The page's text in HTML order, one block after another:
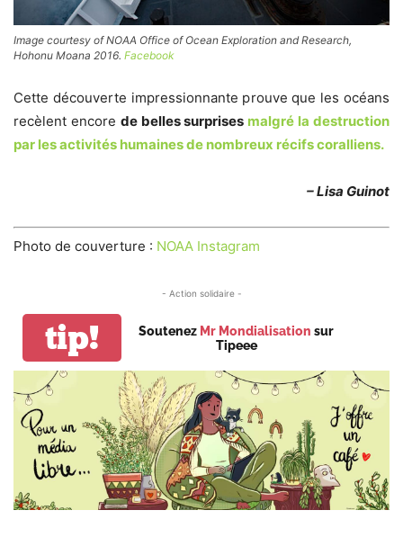
Image courtesy of NOAA Office of Ocean Exploration and Research,
Hohonu Moana 2016. Facebook
Cette découverte impressionnante prouve que les océans
recèlent encore de belles surprises malgré la destruction
par les activités humaines de nombreux récifs coralliens.
– Lisa Guinot
Photo de couverture : NOAA Instagram
- Action solidaire -
tip! Soutenez Mr Mondialisation sur
Tipeee